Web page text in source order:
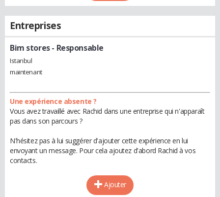
Entreprises
Bim stores- Responsable
Istanbul
maintenant
Une expérience absente ?
Vous avez travaillé avec Rachid dans une entreprise qui n'apparaît
pas dans son parcours ?
N'hésitez pas à lui suggérer d'ajouter cette expérience en lui
envoyant un message. Pour cela ajoutez d'abord Rachid à vos
contacts.
Ajouter